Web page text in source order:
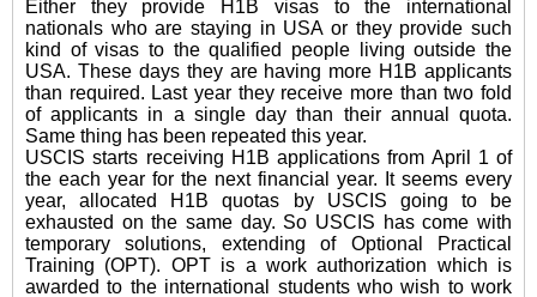
Either they provide H1B visas to the international
nationals who are staying in USA or they provide such
kind of visas to the qualified people living outside the
USA. These days they are having more H1B applicants
than required. Last year they receive more than two fold
of applicants in a single day than their annual quota.
Same thing has been repeated this year.
USCIS starts receiving H1B applications from April 1 of
the each year for the next financial year. It seems every
year, allocated H1B quotas by USCIS going to be
exhausted on the same day. So USCIS has come with
temporary solutions, extending of Optional Practical
Training (OPT). OPT is a work authorization which is
awarded to the international students who wish to work